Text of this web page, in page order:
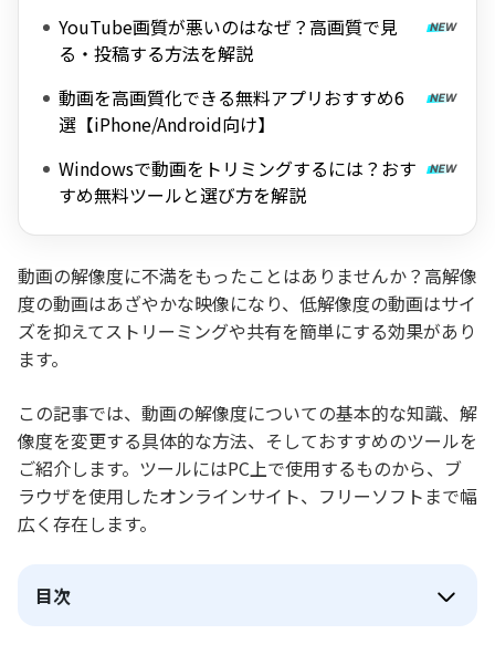
YouTube画質が悪いのはなぜ？高画質で見
る・投稿する方法を解説
動画を高画質化できる無料アプリおすすめ6
選【iPhone/Android向け】
Windowsで動画をトリミングするには？おす
すめ無料ツールと選び方を解説
動画の解像度に不満をもったことはありませんか？高解像
度の動画はあざやかな映像になり、低解像度の動画はサイ
ズを抑えてストリーミングや共有を簡単にする効果があり
ます。
この記事では、動画の解像度についての基本的な知識、解
像度を変更する具体的な方法、そしておすすめのツールを
ご紹介します。ツールにはPC上で使用するものから、ブ
ラウザを使用したオンラインサイト、フリーソフトまで幅
広く存在します。
目次